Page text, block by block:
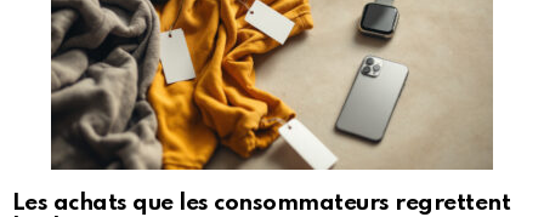
Les achats que les consommateurs regrettent